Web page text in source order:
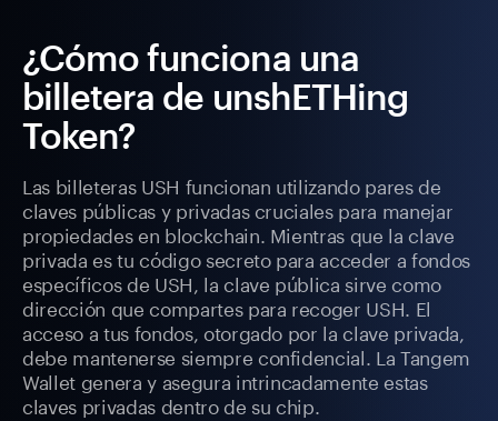
¿Cómo funciona una
billetera de unshETHing
Token?
Las billeteras USH funcionan utilizando pares de
claves públicas y privadas cruciales para manejar
propiedades en blockchain. Mientras que la clave
privada es tu código secreto para acceder a fondos
específicos de USH, la clave pública sirve como
dirección que compartes para recoger USH. El
acceso a tus fondos, otorgado por la clave privada,
debe mantenerse siempre confidencial. La Tangem
Wallet genera y asegura intrincadamente estas
claves privadas dentro de su chip.